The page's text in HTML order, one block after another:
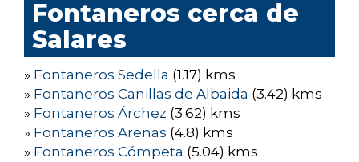
Fontaneros cerca de
Salares
» Fontaneros Sedella (1.17) kms
» Fontaneros Canillas de Albaida (3.42) kms
» Fontaneros Árchez (3.62) kms
» Fontaneros Arenas (4.8) kms
» Fontaneros Cómpeta (5.04) kms